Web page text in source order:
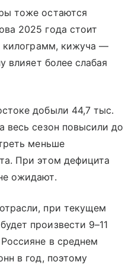
тоже остаются
2025 года стоит
килограмм, кижуча —
влияет более слабая
добыли 44,7 тыс.
весь сезон повысили до
меньше
При этом дефицита
ожидают.
при текущем
произвести 9–11
в среднем
в год, поэтому